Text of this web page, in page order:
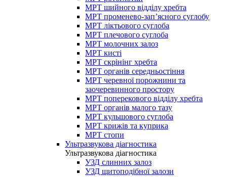
МРТ шийного відділу хребта
МРТ променево-зап’ясного суглобу
МРТ ліктьового суглоба
МРТ плечового суглоба
МРТ молочних залоз
МРТ кисті
МРТ скрінінг хребта
МРТ органів середньостіння
МРТ черевної порожнини та
заочеревинного простору
МРТ поперекового відділу хребта
МРТ органів малого тазу
МРТ кульшового суглоба
МРТ крижів та куприка
МРТ стопи
Ультразвукова діагностика
Ультразвукова діагностика
УЗД слинних залоз
УЗД щитоподібної залози